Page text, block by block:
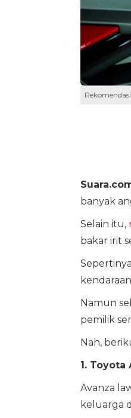
banyak
Selain itu,
bakar irit
Sepertinya
Namun
pemilik
Nah,
1. Toyota
Avanza
keluarga